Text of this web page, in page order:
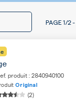
PAGE 1/2-
produit : 2840940100
Original
(2)